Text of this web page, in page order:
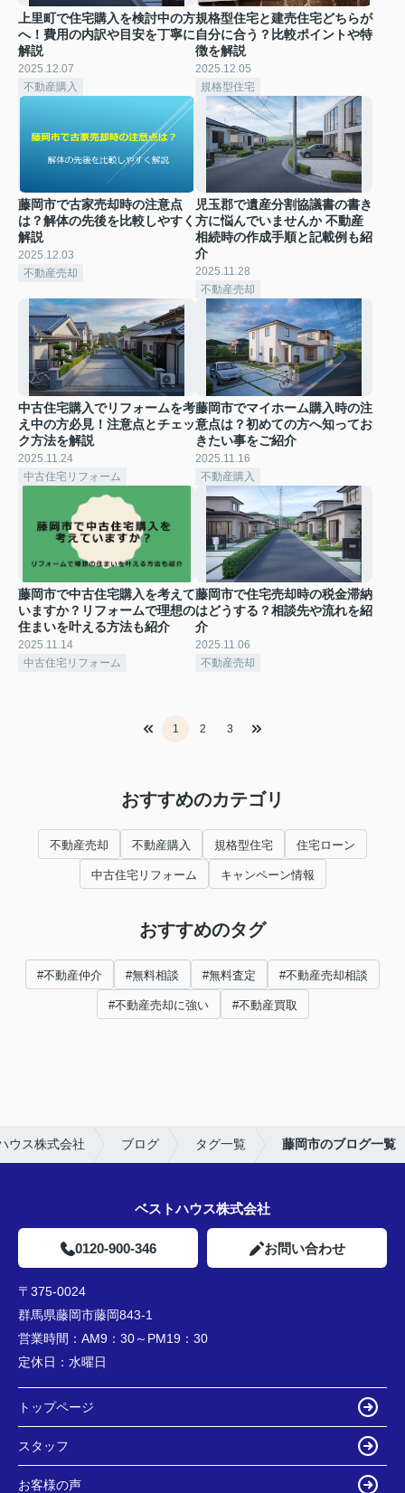
上里町で住宅購入を検討中の方
へ！費用の内訳や目安を丁寧に
解説
2025.12.07
不動産購入
規格型住宅と建売住宅どちらが
自分に合う？比較ポイントや特
徴を解説
2025.12.05
規格型住宅
藤岡市で古家売却時の注意点
は？解体の先後を比較しやすく
解説
2025.12.03
不動産売却
児玉郡で遺産分割協議書の書き
方に悩んでいませんか 不動産
相続時の作成手順と記載例も紹
介
2025.11.28
不動産売却
中古住宅購入でリフォームを考
え中の方必見！注意点とチェッ
ク方法を解説
2025.11.24
中古住宅リフォーム
藤岡市でマイホーム購入時の注
意点は？初めての方へ知ってお
きたい事をご紹介
2025.11.16
不動産購入
藤岡市で中古住宅購入を考えて
いますか？リフォームで理想の
住まいを叶える方法も紹介
2025.11.14
中古住宅リフォーム
藤岡市で住宅売却時の税金滞納
はどうする？相談先や流れを紹
介
2025.11.06
不動産売却
1 2 3
おすすめのカテゴリ
不動産売却 不動産購入 規格型住宅 住宅ローン
中古住宅リフォーム キャンペーン情報
おすすめのタグ
#不動産仲介 #無料相談 #無料査定 #不動産売却相談
#不動産売却に強い #不動産買取
ウス株式会社 ブログ タグ一覧 藤岡市のブログ一覧
ベストハウス株式会社
0120-900-346 お問い合わせ
〒375-0024
群馬県藤岡市藤岡843-1
営業時間： AM9：30～PM19：30
定休日： 水曜日
トップページ
スタッフ
お客様の声